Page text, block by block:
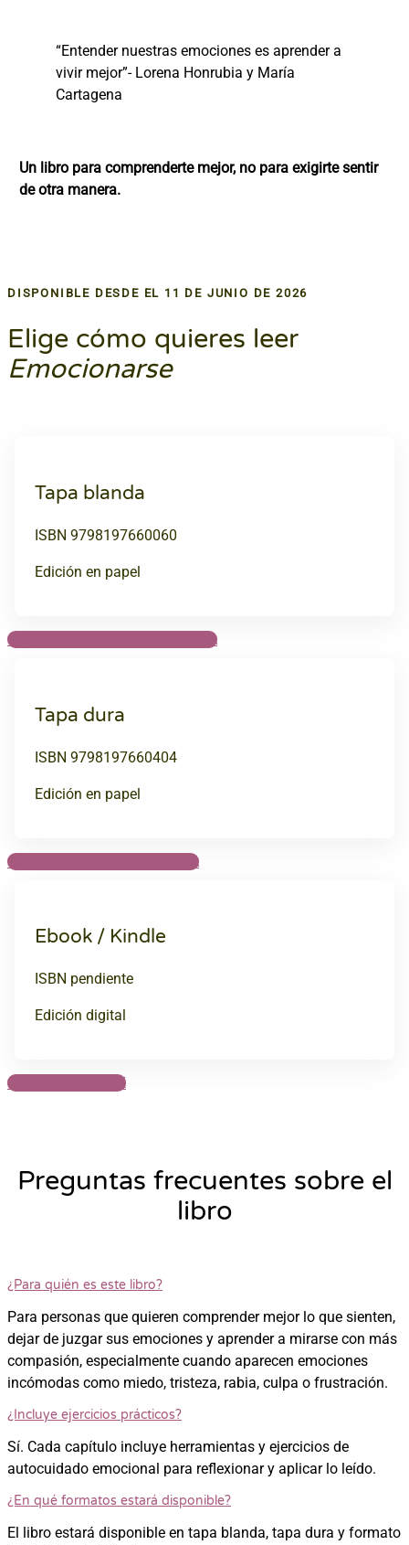
“Entender nuestras emociones es aprender a
vivir mejor”- Lorena Honrubia y María
Cartagena
Un libro para comprenderte mejor, no para exigirte sentir
de otra manera.
DISPONIBLE DESDE EL 11 DE JUNIO DE 2026
Elige cómo quieres leer
Emocionarse
Tapa blanda
ISBN 9798197660060
Edición en papel
COMPRAR LIBRO TAPA BLANDA
Tapa dura
ISBN 9798197660404
Edición en papel
COMPRAR LIBRO TAPA DURA
Ebook / Kindle
ISBN pendiente
Edición digital
COMPRAR EBOOK
Preguntas frecuentes sobre el
libro
¿Para quién es este libro?
Para personas que quieren comprender mejor lo que sienten,
dejar de juzgar sus emociones y aprender a mirarse con más
compasión, especialmente cuando aparecen emociones
incómodas como miedo, tristeza, rabia, culpa o frustración.
¿Incluye ejercicios prácticos?
Sí. Cada capítulo incluye herramientas y ejercicios de
autocuidado emocional para reflexionar y aplicar lo leído.
¿En qué formatos estará disponible?
El libro estará disponible en tapa blanda, tapa dura y formato